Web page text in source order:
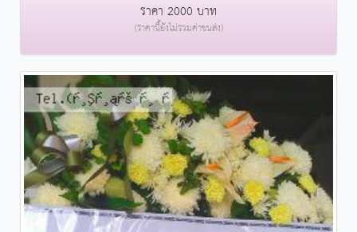
ราคา 2000 บาท
(ราคานี้ยังไม่รวมค่าขนส่ง)